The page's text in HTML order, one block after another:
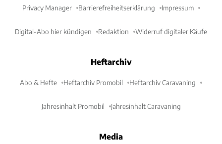
Privacy Manager Barrierefreiheitserklärung Impressum
Digital-Abo hier kündigen Redaktion Widerruf digitaler Käufe
Heftarchiv
Abo & Hefte Heftarchiv Promobil Heftarchiv Caravaning
Jahresinhalt Promobil Jahresinhalt Caravaning
Media